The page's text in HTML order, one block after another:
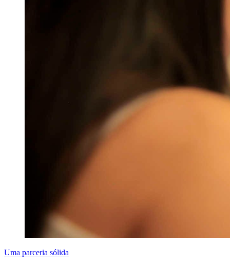
Uma parceria sólida